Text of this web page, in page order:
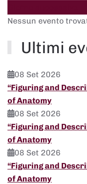
Nessun evento
Ultimi
08 Set 2026
“Figuring and
of Anatomy
08 Set 2026
“Figuring and
of Anatomy
08 Set 2026
“Figuring and
of Anatomy